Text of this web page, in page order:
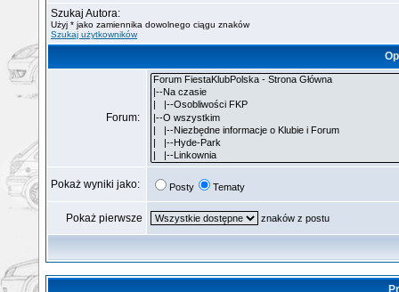
Szukaj Autora:
Użyj * jako zamiennika dowolnego ciągu znaków
Szukaj użytkowników
Forum:
Pokaż wyniki jako: Posty Tematy
Pokaż pierwsze znaków z postu